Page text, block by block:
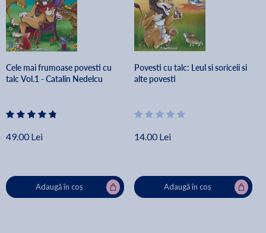
Cele mai frumoase povesti cu
talc Vol.1 - Catalin Nedelcu
49.00 Lei
Adaugă în coș
Povesti cu talc: Leul si soriceii si
alte povesti
14.00 Lei
Adaugă în coș